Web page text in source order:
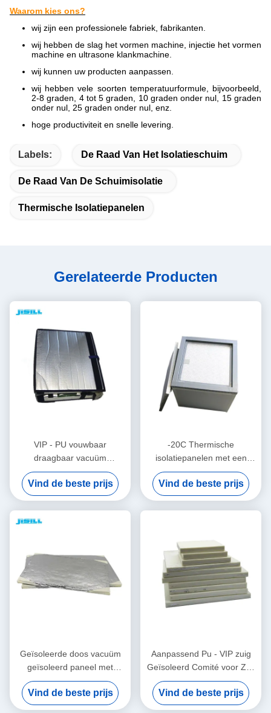
Waarom kies ons?
wij zijn een professionele fabriek, fabrikanten.
wij hebben de slag het vormen machine, injectie het vormen
machine en ultrasone klankmachine.
wij kunnen uw producten aanpassen.
wij hebben vele soorten temperatuurformule, bijvoorbeeld,
2-8 graden, 4 tot 5 graden, 10 graden onder nul, 15 graden
onder nul, 25 graden onder nul, enz.
hoge productiviteit en snelle levering.
Labels: De Raad Van Het Isolatieschuim
De Raad Van De Schuimisolatie
Thermische Isolatiepanelen
Gerelateerde Producten
VIP - PU vouwbaar
draagbaar vacuüm
geïsoleerd paneel voor
medisch bloed vaccin voor
voedsel bevroren
Vind de beste prijs
-20C Thermische
isolatiepanelen met een
capaciteit van 42L voor
medisch bloed, vaccin en
voedsel voor voedsel
bevroren
Vind de beste prijs
Geïsoleerde doos vacuüm
geïsoleerd paneel met
energie-efficiëntie en ruimte
voordelen voor voedsel
bevroren
Vind de beste prijs
Aanpassend Pu - VIP zuig
Geïsoleerd Comité voor Zelf
- het Assembleren Koelere
Doos
Vind de beste prijs